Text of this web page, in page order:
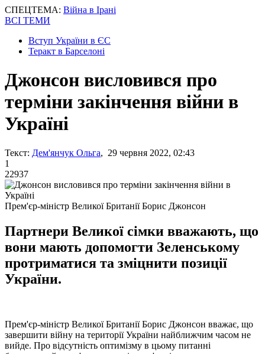
СПЕЦТЕМА: Війна в Ірані
ВСІ ТЕМИ
Вступ України в ЄС
Теракт в Барселоні
Джонсон висловився про
терміни закінчення війни в
Україні
Текст: Дем'янчук Ольга, 29 червня 2022, 02:43
1
22937
Прем'єр-міністр Великої Британії Борис Джонсон
Партнери Великої сімки вважають, що
вони мають допомогти Зеленському
протриматися та зміцнити позиції
України.
Прем'єр-міністр Великої Британії Борис Джонсон вважає, що
завершити війну на території України найближчим часом не
вийде. Про відсутність оптимізму в цьому питанні